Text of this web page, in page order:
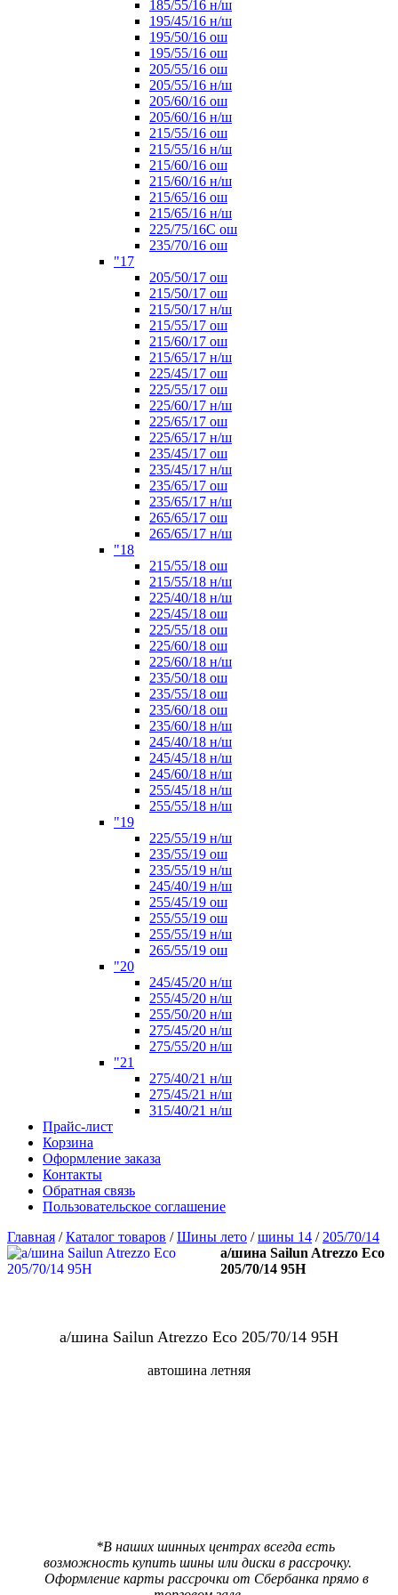
185/55/16 н/ш
195/45/16 н/ш
195/50/16 ош
195/55/16 ош
205/55/16 ош
205/55/16 н/ш
205/60/16 ош
205/60/16 н/ш
215/55/16 ош
215/55/16 н/ш
215/60/16 ош
215/60/16 н/ш
215/65/16 ош
215/65/16 н/ш
225/75/16C ош
235/70/16 ош
"17
205/50/17 ош
215/50/17 ош
215/50/17 н/ш
215/55/17 ош
215/60/17 ош
215/65/17 н/ш
225/45/17 ош
225/55/17 ош
225/60/17 н/ш
225/65/17 ош
225/65/17 н/ш
235/45/17 ош
235/45/17 н/ш
235/65/17 ош
235/65/17 н/ш
265/65/17 ош
265/65/17 н/ш
"18
215/55/18 ош
215/55/18 н/ш
225/40/18 н/ш
225/45/18 ош
225/55/18 ош
225/60/18 ош
225/60/18 н/ш
235/50/18 ош
235/55/18 ош
235/60/18 ош
235/60/18 н/ш
245/40/18 н/ш
245/45/18 н/ш
245/60/18 н/ш
255/45/18 н/ш
255/55/18 н/ш
"19
225/55/19 н/ш
235/55/19 ош
235/55/19 н/ш
245/40/19 н/ш
255/45/19 ош
255/55/19 ош
255/55/19 н/ш
265/55/19 ош
"20
245/45/20 н/ш
255/45/20 н/ш
255/50/20 н/ш
275/45/20 н/ш
275/55/20 н/ш
"21
275/40/21 н/ш
275/45/21 н/ш
315/40/21 н/ш
Прайс-лист
Корзина
Оформление заказа
Контакты
Обратная связь
Пользовательское соглашение
Главная /Каталог товаров /Шины лето /шины 14 / 205/70/14
а/шина Sailun Atrezzo Eco
205/70/14 95H
а/шина Sailun Atrezzo Eco 205/70/14 95H
автошина летняя
*В наших шинных центрах всегда есть
возможность купить шины или диски в рассрочку.
Оформление карты рассрочки от Сбербанка прямо в